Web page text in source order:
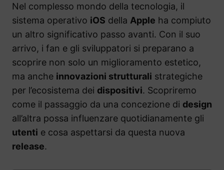
Nel complesso mondo della tecnologia, il
sistema operativo iOS della Apple ha compiuto
un altro significativo passo avanti. Con il suo
arrivo, i fan e gli sviluppatori si preparano a
scoprire non solo un miglioramento estetico,
ma anche innovazioni strutturali strategiche
per l’ecosistema dei dispositivi. Scopriremo
come il passaggio da una concezione di design
all’altra possa influenzare quotidianamente gli
utenti e cosa aspettarsi da questa nuova
release.